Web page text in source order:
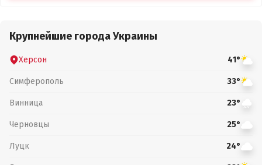
Крупнейшие города Украины
Херсон 41°
Симферополь 33°
Винница 23°
Черновцы 25°
Луцк 24°